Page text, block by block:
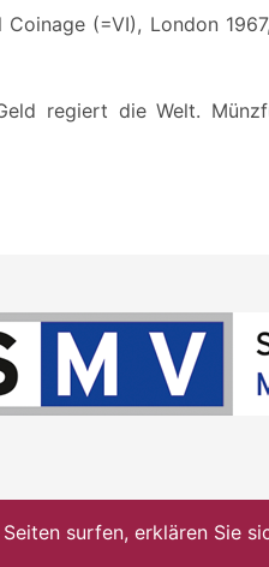
(=VI), London
regiert die Welt.
surfen, erklären Sie